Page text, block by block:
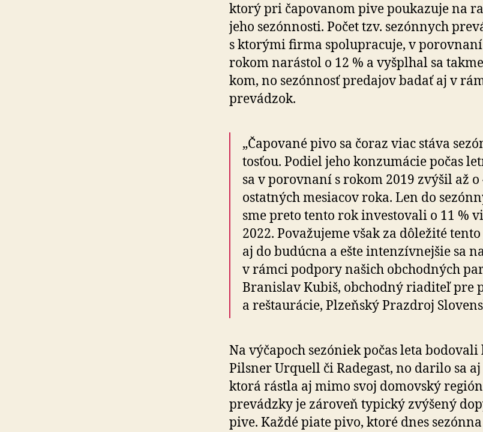
ktorý pri ča­po­va­nom pive pou­ka­zuje na
jeho sezónnosti. Počet tzv. se­zón­nych
s ktorými firma spo­lu­pra­cuje, v
rokom narástol o 12 % a vyšplhal sa
kom, no sezónnosť predajov badať aj v
pre­vá­dzok.
„Čapované pivo sa čoraz viac stáva
tosťou. Podiel jeho kon­zu­mácie počas
sa v po­rov­naní s rokom 2019 zvýšil až
ostatných mesiacov roka. Len do
sme preto tento rok investovali o 11 %
2022. Po­va­žu­jeme však za dô­le­žité
aj do bu­dúcna a ešte inten­zív­nejšie sa
v rámci podpory našich obchodných
Branislav Kubiš, obchodný riaditeľ pre
a reštau­rácie, Plzeňský Prazdroj
Na výčapoch sezóniek počas leta
Pilsner Urquell či Radegast, no darilo sa aj
ktorá rástla aj mimo svoj domovský
prevádzky je zároveň typický zvýšený
pive. Každé piate pivo, ktoré dnes